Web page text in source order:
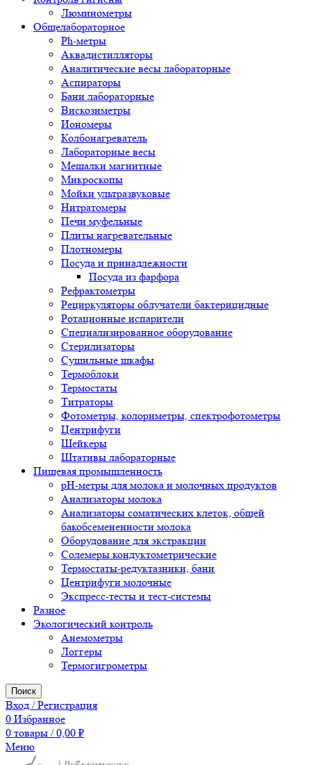
Люминометры
Общелабораторное
Ph-метры
Аквадистилляторы
Аналитические весы лабораторные
Аспираторы
Бани лабораторные
Вискозиметры
Иономеры
Колбонагреватель
Лабораторные весы
Мешалки магнитные
Микроскопы
Мойки ультразвуковые
Нитратомеры
Печи муфельные
Плиты нагревательные
Плотномеры
Посуда и принадлежности
Посуда из фарфора
Рефрактометры
Рециркуляторы облучатели бактерицидные
Ротационные испарители
Специализированное оборудование
Стерилизаторы
Сушильные шкафы
Термоблоки
Термостаты
Титраторы
Фотометры, колориметры, спектрофотометры
Центрифуги
Шейкеры
Штативы лабораторные
Пищевая промышленность
pH-метры для молока и молочных продуктов
Анализаторы молока
Анализаторы соматических клеток, общей
бакобсемененности молока
Оборудование для экстракции
Солемеры кондуктометрические
Термостаты-редуктазники, бани
Центрифуги молочные
Экспресс-тесты и тест-системы
Разное
Экологический контроль
Анемометры
Логгеры
Термогигрометры
Поиск
Вход / Регистрация
0 Избранное
0 товары / 0,00 ₽
Меню